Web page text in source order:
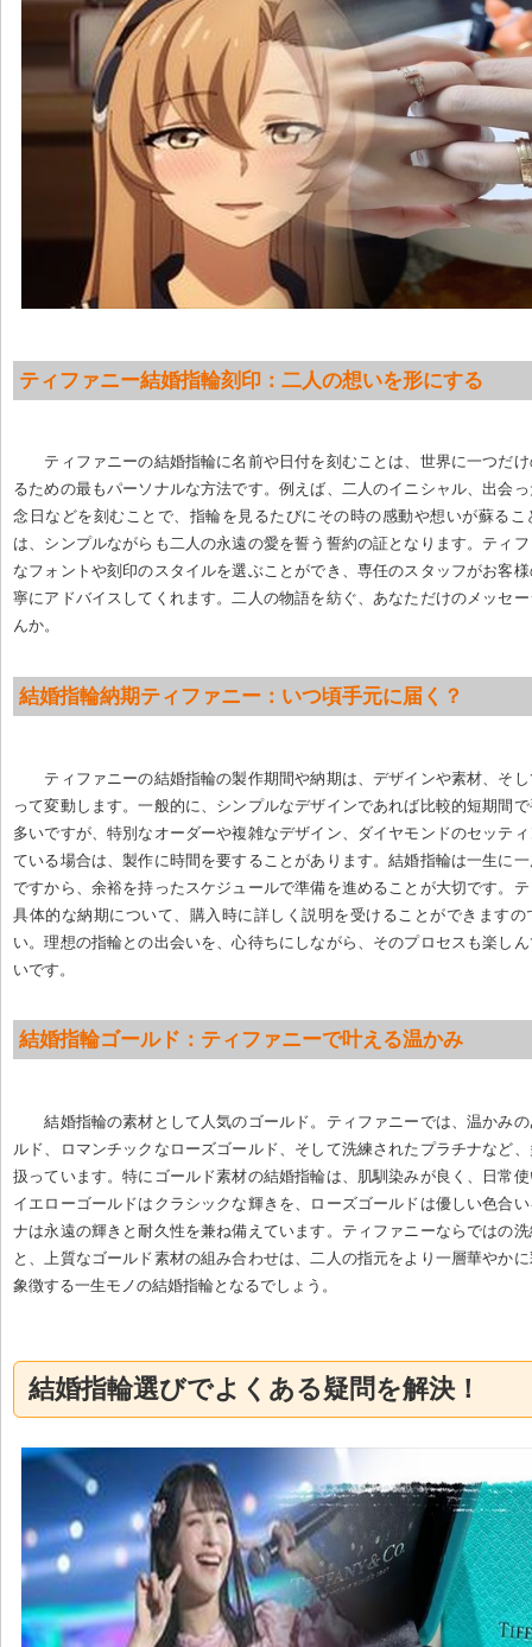
ティファニー結婚指輪刻印：二人の想いを形にする
ティファニーの結婚指輪に名前や日付を刻むことは、世界に一つだ
るための最もパーソナルな方法です。例えば、二人のイニシャル、出会
念日などを刻むことで、指輪を見るたびにその時の感動や想いが蘇るこ
は、シンプルながらも二人の永遠の愛を誓う誓約の証となります。ティ
なフォントや刻印のスタイルを選ぶことができ、専任のスタッフがお客
寧にアドバイスしてくれます。二人の物語を紡ぐ、あなただけのメッセ
んか。
結婚指輪納期ティファニー：いつ頃手元に届く？
ティファニーの結婚指輪の製作期間や納期は、デザインや素材、そ
って変動します。一般的に、シンプルなデザインであれば比較的短期間
多いですが、特別なオーダーや複雑なデザイン、ダイヤモンドのセッテ
ている場合は、製作に時間を要することがあります。結婚指輪は一生に
ですから、余裕を持ったスケジュールで準備を進めることが大切です。
具体的な納期について、購入時に詳しく説明を受けることができますの
い。理想の指輪との出会いを、心待ちにしながら、そのプロセスも楽し
いです。
結婚指輪ゴールド：ティファニーで叶える温かみ
結婚指輪の素材として人気のゴールド。ティファニーでは、温かみ
ルド、ロマンチックなローズゴールド、そして洗練されたプラチナなど
扱っています。特にゴールド素材の結婚指輪は、肌馴染みが良く、日常
イエローゴールドはクラシックな輝きを、ローズゴールドは優しい色合
ナは永遠の輝きと耐久性を兼ね備えています。ティファニーならではの
と、上質なゴールド素材の組み合わせは、二人の指元をより一層華やか
象徴する一生モノの結婚指輪となるでしょう。
結婚指輪選びでよくある疑問を解決！